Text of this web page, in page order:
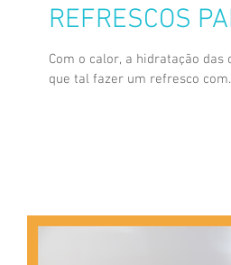
REFRESCOS
Com o calor, a hidratação das
que tal fazer um refresco